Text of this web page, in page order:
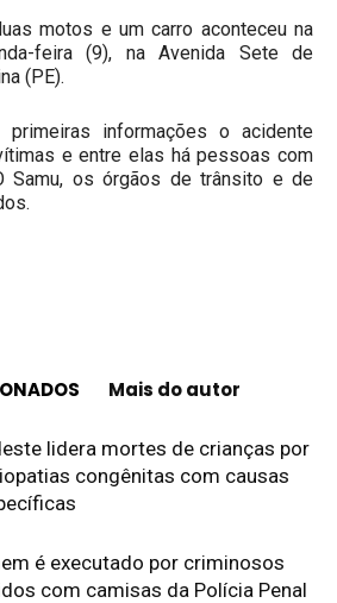
motos e um carro aconteceu na
feira (9), na Avenida Sete de
(PE).
informações o acidente
e entre elas há pessoas com
Samu, os órgãos de trânsito e de
Mais do autor
lidera mortes de crianças por
congênitas com causas
é executado por criminosos
com camisas da Polícia Penal